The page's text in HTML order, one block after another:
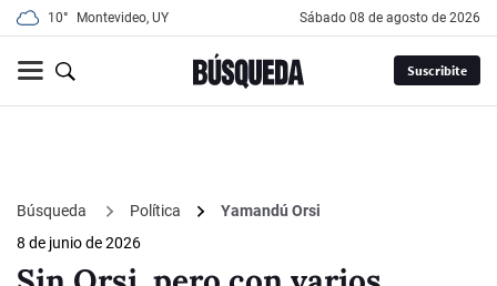
10° Montevideo, UY sábado 08 de agosto de 2026
Suscribite
Búsqueda Política
Yamandú Orsi
8 de junio de 2026